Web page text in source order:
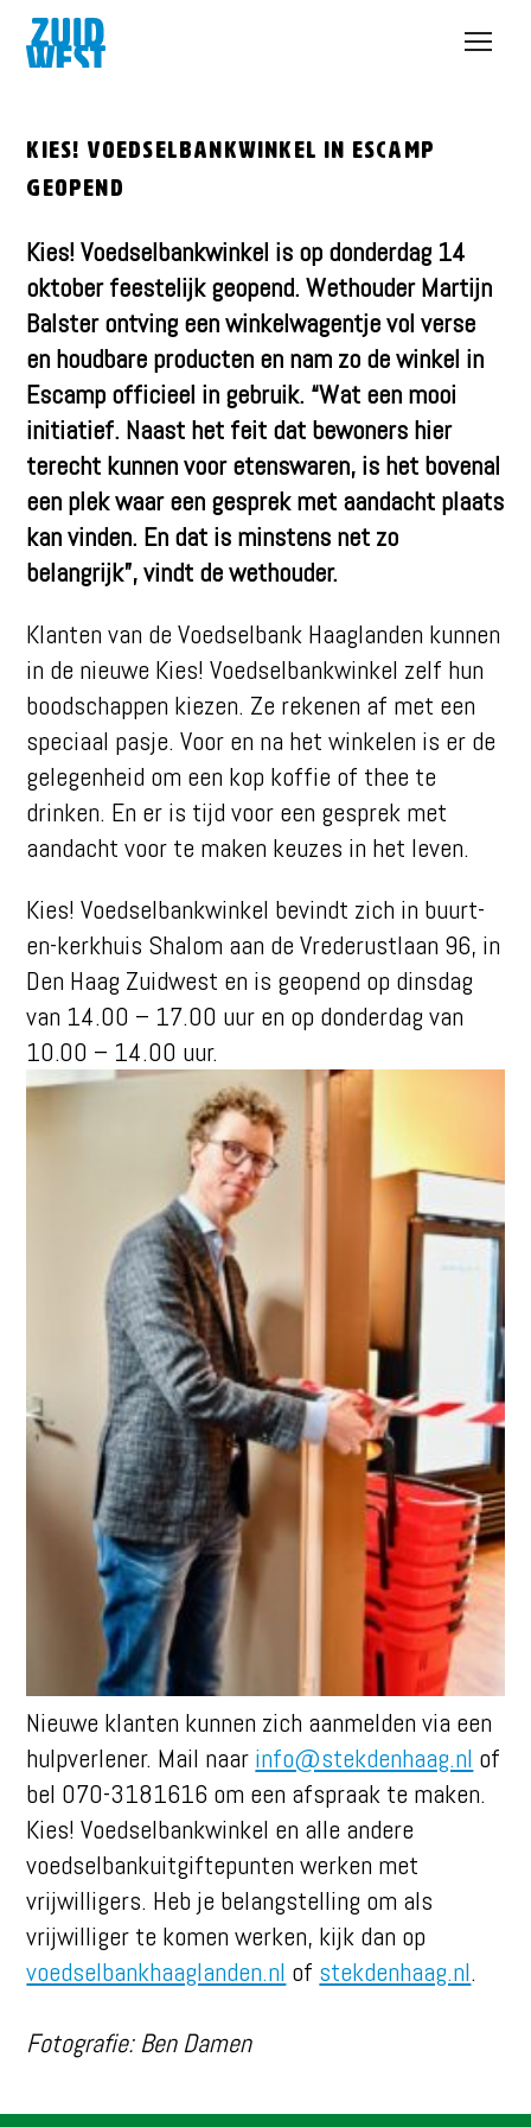
Open
Kies! Voedselbankwinkel in Escamp
geopend
Kies! Voedselbankwinkel is op donderdag 14
oktober feestelijk geopend. Wethouder Martijn
Balster ontving een winkelwagentje vol verse
en houdbare producten en nam zo de winkel in
Escamp officieel in gebruik. “Wat een mooi
initiatief. Naast het feit dat bewoners hier
terecht kunnen voor etenswaren, is het bovenal
een plek waar een gesprek met aandacht plaats
kan vinden. En dat is minstens net zo
belangrijk”, vindt de wethouder.
Klanten van de Voedselbank Haaglanden kunnen
in de nieuwe Kies! Voedselbankwinkel zelf hun
boodschappen kiezen. Ze rekenen af met een
speciaal pasje. Voor en na het winkelen is er de
gelegenheid om een kop koffie of thee te
drinken. En er is tijd voor een gesprek met
aandacht voor te maken keuzes in het leven.
Kies! Voedselbankwinkel bevindt zich in buurt-
en-kerkhuis Shalom aan de Vrederustlaan 96, in
Den Haag Zuidwest en is geopend op dinsdag
van 14.00 – 17.00 uur en op donderdag van
10.00 – 14.00 uur.
Nieuwe klanten kunnen zich aanmelden via een
hulpverlener. Mail naar info@stekdenhaag.nl of
bel 070-3181616 om een afspraak te maken.
Kies! Voedselbankwinkel en alle andere
voedselbankuitgiftepunten werken met
vrijwilligers. Heb je belangstelling om als
vrijwilliger te komen werken, kijk dan op
voedselbankhaaglanden.nl of stekdenhaag.nl.
Fotografie: Ben Damen